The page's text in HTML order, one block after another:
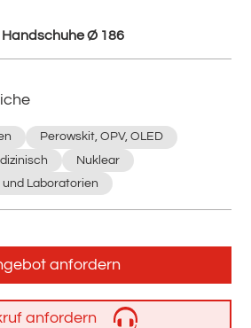
Ø 186
Perowskit, OPV, OLED
Nuklear
Laboratorien
anfordern
anfordern